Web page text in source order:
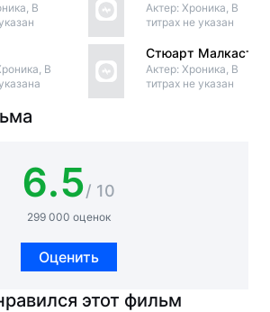
В
В
Актер: Хроника, В
титрах не указан
Стюарт Малкастер
Актер: Хроника, В
титрах не указан
6.5/ 10
299 000 оценок
Оценить
этот фильм